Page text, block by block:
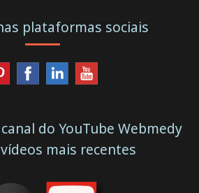
plataformas sociais
do YouTube Webmedy
mais recentes